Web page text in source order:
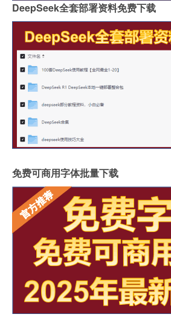
DeepSeek全套部署资料免费下载
免费可商用字体批量下载